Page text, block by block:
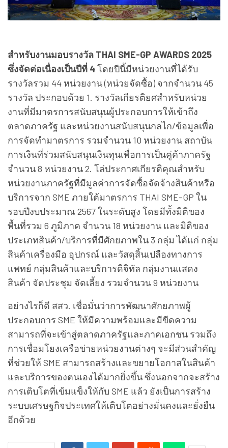
สำหรับงานมอบรางวัล THAI SME-GP AWARDS 2025
ซึ่งจัดต่อเนื่องเป็นปีที่ 4 โดยปีนี้มีหน่วยงานที่ได้รับ
รางวัลรวม 44 หน่วยงาน (หน่วยจัดซื้อ) จากจำนวน 45
รางวัล ประกอบด้วย 1. รางวัลเกียรติยศสำหรับหน่วย
งานที่มีมาตรการสนับสนุนผู้ประกอบการให้เข้าถึง
ตลาดภาครัฐ และหน่วยงานสนับสนุนกลไก/ข้อมูลเพื่อ
การจัดทำมาตรการ รวมจำนวน 10 หน่วยงาน สถาบัน
การเงินที่ร่วมสนับสนุนเงินทุนเพื่อการเป็นคู่ค้าภาครัฐ
จำนวน 8 หน่วยงาน 2. โล่ประกาศเกียรติคุณสำหรับ
หน่วยงานภาครัฐที่มีมูลค่าการจัดซื้อจัดจ้างสินค้าหรือ
บริการจาก SME ภายใต้มาตรการ THAI SME-GP ใน
รอบปีงบประมาณ 2567 ในระดับสูง โดยมีทั้งมิติของ
พื้นที่รวม 6 ภูมิภาค จำนวน 18 หน่วยงาน และมิติของ
ประเภทสินค้า/บริการที่มีศักยภาพใน 3 กลุ่ม ได้แก่ กลุ่ม
สินค้าเครื่องมือ อุปกรณ์ และวัสดุสิ้นเปลืองทางการ
แพทย์ กลุ่มสินค้าและบริการดิจิทัล กลุ่มงานแสดง
สินค้า จัดประชุม จัดเลี้ยง รวมจำนวน 9 หน่วยงาน
อย่างไรก็ดี สสว. เชื่อมั่นว่าการพัฒนาศักยภาพผู้
ประกอบการ SME ให้มีความพร้อมและมีขีดความ
สามารถที่จะเข้าสู่ตลาดภาครัฐและภาคเอกชน รวมถึง
การเชื่อมโยงเครือข่ายหน่วยงานต่างๆ จะมีส่วนสำคัญ
ที่ช่วยให้ SME สามารถสร้างและขยายโอกาสในสินค้า
และบริการของตนเองได้มากยิ่งขึ้น ซึ่งนอกจากจะสร้าง
การเติบโตที่เข้มแข็งให้กับ SME แล้ว ยังเป็นการสร้าง
ระบบเศรษฐกิจประเทศให้เติบโตอย่างมั่นคงและยั่งยืน
อีกด้วย